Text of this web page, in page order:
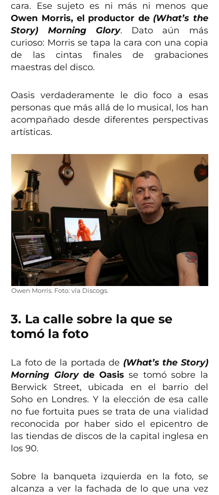
cara. Ese sujeto es ni más ni menos que
Owen Morris, el productor de (What’s the
Story) Morning Glory. Dato aún más
curioso: Morris se tapa la cara con una copia
de las cintas finales de grabaciones
maestras del disco.
Oasis verdaderamente le dio foco a esas
personas que más allá de lo musical, los han
acompañado desde diferentes perspectivas
artísticas.
Owen Morris. Foto: vía Discogs.
3. La calle sobre la que se
tomó la foto
La foto de la portada de (What’s the Story)
Morning Gloryde Oasis se tomó sobre la
Berwick Street, ubicada en el barrio del
Soho en Londres. Y la elección de esa calle
no fue fortuita pues se trata de una vialidad
reconocida por haber sido el epicentro de
las tiendas de discos de la capital inglesa en
los 90.
Sobre la banqueta izquierda en la foto, se
alcanza a ver la fachada de lo que una vez